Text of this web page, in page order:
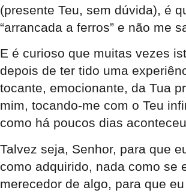
(presente Teu, sem dúvida), é
“arrancada a ferros” e não me
E é curioso que muitas vezes
depois de ter tido uma
tocante, emocionante, da Tua
mim, tocando-me com o Teu
como há poucos dias
Talvez seja, Senhor, para que
como adquirido, nada como se
merecedor de algo, para que